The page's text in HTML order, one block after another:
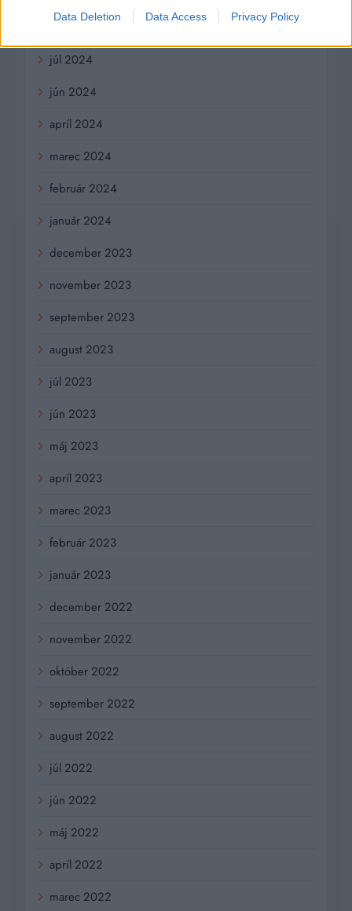
Data Deletion Data Access Privacy Policy
júl 2024
jún 2024
apríl 2024
marec 2024
február 2024
január 2024
december 2023
november 2023
september 2023
august 2023
júl 2023
jún 2023
máj 2023
apríl 2023
marec 2023
február 2023
január 2023
december 2022
november 2022
október 2022
september 2022
august 2022
júl 2022
jún 2022
máj 2022
apríl 2022
marec 2022